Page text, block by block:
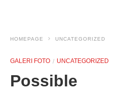
HOMEPAGE UNCATEGORIZED
GALERI FOTO UNCATEGORIZED
Possible